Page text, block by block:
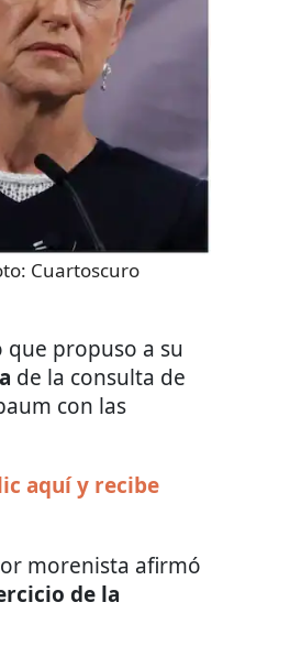
Cuartoscuro
que propuso a su
de la consulta de
con las
aquí y recibe
morenista afirmó
de la